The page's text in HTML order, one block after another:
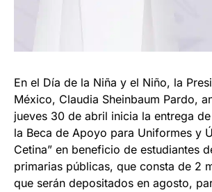
En el Día de la Niña y el Niño, la
México, Claudia Sheinbaum Pardo,
jueves 30 de abril inicia la entrega
la Beca de Apoyo para Uniformes y
Cetina” en beneficio de estudiantes
primarias públicas, que consta de 2
que serán depositados en agosto,